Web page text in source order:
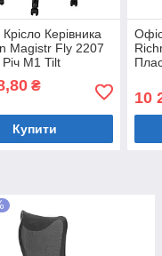
Керівника
Magistr Fly 2207
Річ М1 Tilt
₴
Купити
10